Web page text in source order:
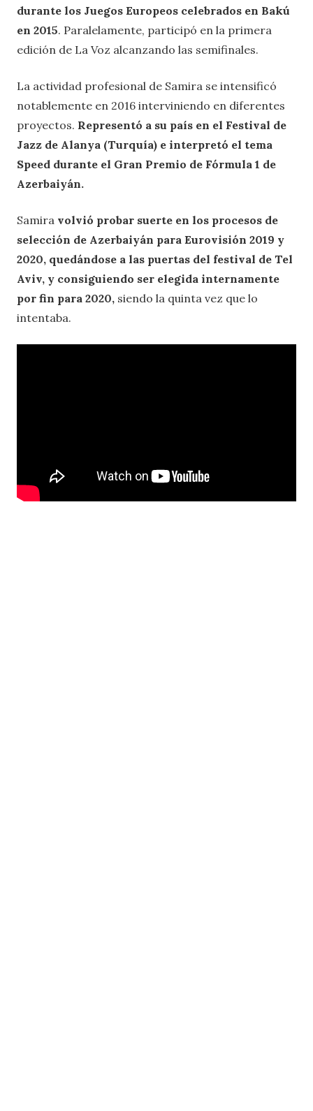
durante los Juegos Europeos celebrados en Bakú
en 2015. Paralelamente, participó en la primera
edición de La Voz alcanzando las semifinales.
La actividad profesional de Samira se intensificó
notablemente en 2016 interviniendo en diferentes
proyectos. Representó a su país en el Festival de
Jazz de Alanya (Turquía) e interpretó el tema
Speed durante el Gran Premio de Fórmula 1 de
Azerbaiyán.
Samira volvió probar suerte en los procesos de
selección de Azerbaiyán para Eurovisión 2019 y
2020, quedándose a las puertas del festival de Tel
Aviv, y consiguiendo ser elegida internamente
por fin para 2020, siendo la quinta vez que lo
intentaba.